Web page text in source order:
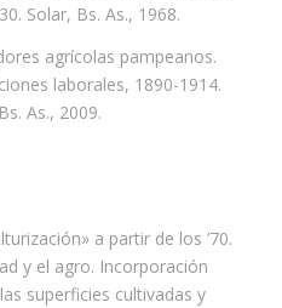
Solar, Bs. As., 1968.
agrícolas pampeanos.
laborales, 1890-1914.
As., 2009.
a partir de los ’70.
y el agro. Incorporación
superficies cultivadas y